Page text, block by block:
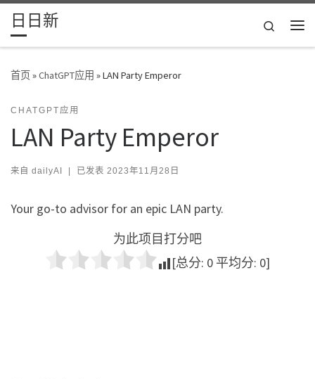
Skip to content
日日新
Search
首页»ChatGPT应用 »LAN Party Emperor
CHATGPT应用
LAN Party Emperor
来自 dailyAI | 已发表 2023年11月28日
Your go-to advisor for an epic LAN party.
为此项目打分吧
[总分: 0 平均分: 0]